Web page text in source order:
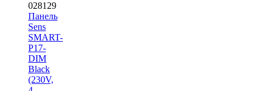
028129
Панель
Sens
SMART-
P17-
DIM
Black
(230V,